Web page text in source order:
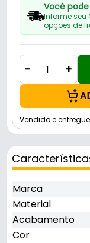
Você
Informe seu
opções de
- +
Vendido e
Marca
Material
Acabamento
Cor